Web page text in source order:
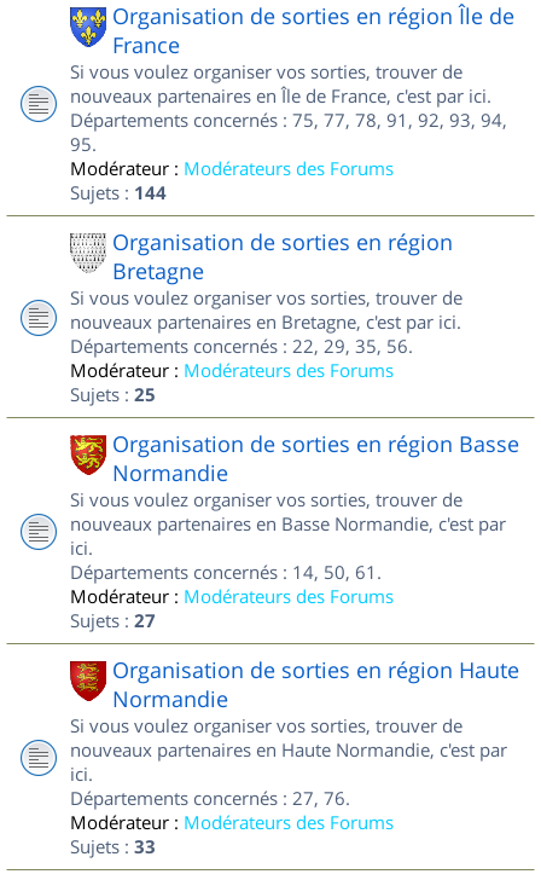
Organisation de sorties en région Île de
France
Si vous voulez organiser vos sorties, trouver de
nouveaux partenaires en Île de France, c'est par ici.
Départements concernés : 75, 77, 78, 91, 92, 93, 94,
95.
Modérateur : Modérateurs des Forums
Sujets : 144
Organisation de sorties en région
Bretagne
Si vous voulez organiser vos sorties, trouver de
nouveaux partenaires en Bretagne, c'est par ici.
Départements concernés : 22, 29, 35, 56.
Modérateur : Modérateurs des Forums
Sujets : 25
Organisation de sorties en région Basse
Normandie
Si vous voulez organiser vos sorties, trouver de
nouveaux partenaires en Basse Normandie, c'est par
ici.
Départements concernés : 14, 50, 61.
Modérateur : Modérateurs des Forums
Sujets : 27
Organisation de sorties en région Haute
Normandie
Si vous voulez organiser vos sorties, trouver de
nouveaux partenaires en Haute Normandie, c'est par
ici.
Départements concernés : 27, 76.
Modérateur : Modérateurs des Forums
Sujets : 33